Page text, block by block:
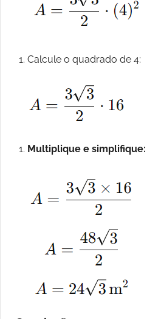
Calcule o quadrado de 4:
Multiplique e simplifique: